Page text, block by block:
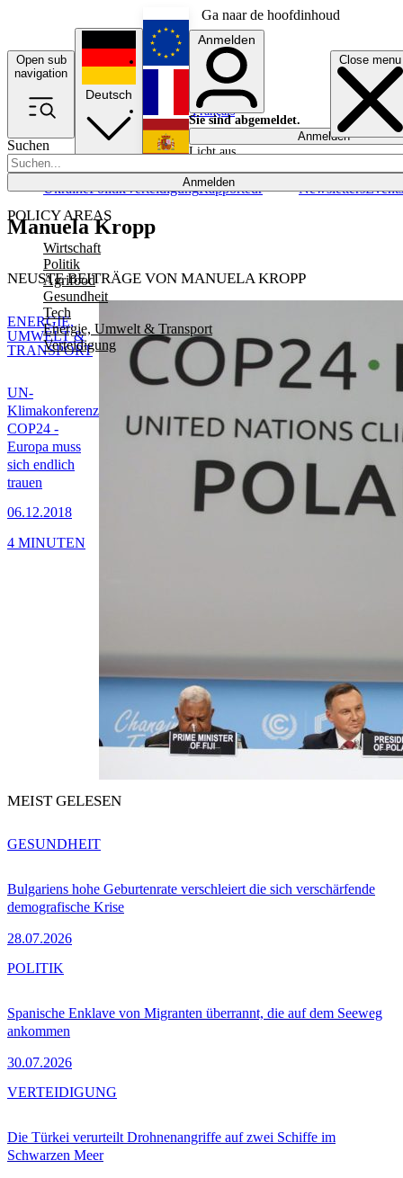
Ga naar de hoofdinhoud
Open sub
navigation
Close menu
Suchen
Anmelden
POLICY AREAS
Wirtschaft
Politik
Agrifood
Gesundheit
Tech
Energie, Umwelt & Transport
Verteidigung
UkrainePolitikVerteidigungRapporteur NewslettersEvents
Deutsch
English
Français
Anmelden
Sie sind abgemeldet.
Anmelden
Licht aus
Manuela Kropp
NEUSTE BEITRÄGE VON MANUELA KROPP
UN-
Klimakonferenz
COP24 -
Europa muss
sich endlich
trauen
06.12.2018
ENERGIE,
UMWELT &
TRANSPORT
4 MINUTEN
MEIST GELESEN
Bulgariens hohe Geburtenrate verschleiert die sich verschärfende
demografische Krise
28.07.2026
GESUNDHEIT
Spanische Enklave von Migranten überrannt, die auf dem Seeweg
ankommen
30.07.2026
POLITIK
Die Türkei verurteilt Drohnenangriffe auf zwei Schiffe im
Schwarzen Meer
VERTEIDIGUNG